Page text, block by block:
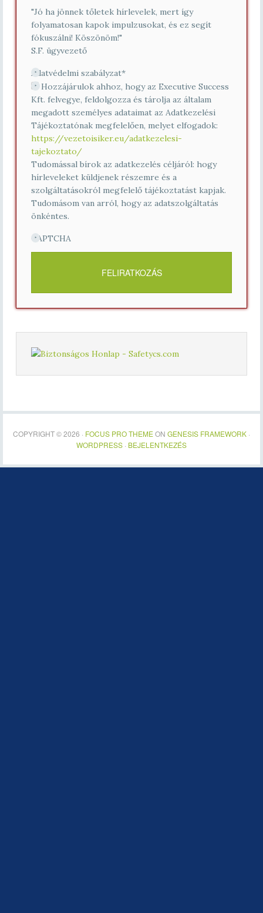
"Jó ha jönnek tőletek hírlevelek, mert így
folyamatosan kapok impulzusokat, és ez segít
fókuszálni! Köszönöm!"
S.F. ügyvezető
Adatvédelmi szabályzat*
Hozzájárulok ahhoz, hogy az Executive Success
Kft. felvegye, feldolgozza és tárolja az általam
megadott személyes adataimat az Adatkezelési
Tájékoztatónak megfelelően, melyet elfogadok:
https://vezetoisiker.eu/adatkezelesi-
tajekoztato/
Tudomással bírok az adatkezelés céljáról: hogy
hírleveleket küldjenek részemre és a
szolgáltatásokról megfelelő tájékoztatást kapjak.
Tudomásom van arról, hogy az adatszolgáltatás
önkéntes.
CAPTCHA
COPYRIGHT © 2026 · FOCUS PRO THEMEON GENESIS FRAMEWORK ·
WORDPRESS · BEJELENTKEZÉS